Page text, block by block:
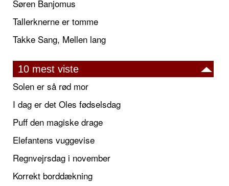
Søren Banjomus
Tallerknerne er tomme
Takke Sang, Mellen lang
10 mest viste
Solen er så rød mor
I dag er det Oles fødselsdag
Puff den magiske drage
Elefantens vuggevise
Regnvejrsdag i november
Korrekt borddækning